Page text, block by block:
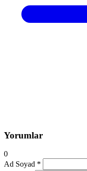
Yorumlar
0
Ad Soyad *